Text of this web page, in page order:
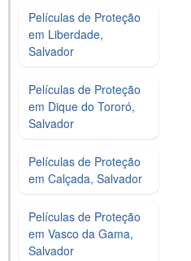
Películas de Proteção
em Liberdade,
Salvador
Películas de Proteção
em Dique do Tororó,
Salvador
Películas de Proteção
em Calçada, Salvador
Películas de Proteção
em Vasco da Gama,
Salvador